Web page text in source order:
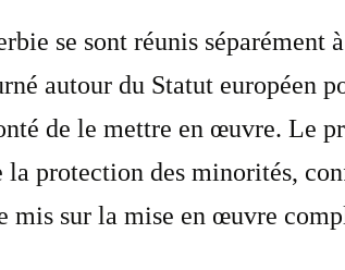
se sont réunis
autour du Statut européen
de le mettre en œuvre. Le
la protection des minorités,
mis sur la mise en œuvre